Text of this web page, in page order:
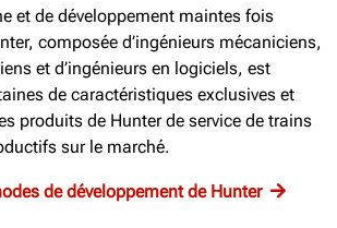
et de développement maintes fois
composée d’ingénieurs mécaniciens,
et d’ingénieurs en logiciels, est
de caractéristiques exclusives et
produits de Hunter de service de trains
sur le marché.
de développement de Hunter